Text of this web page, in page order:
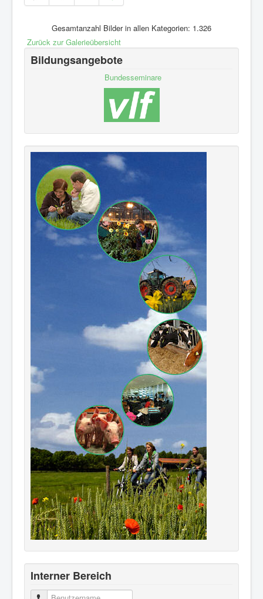
Gesamtanzahl Bilder in allen Kategorien: 1.326
Zurück zur Galerieübersicht
Bildungsangebote
Bundesseminare
Interner Bereich